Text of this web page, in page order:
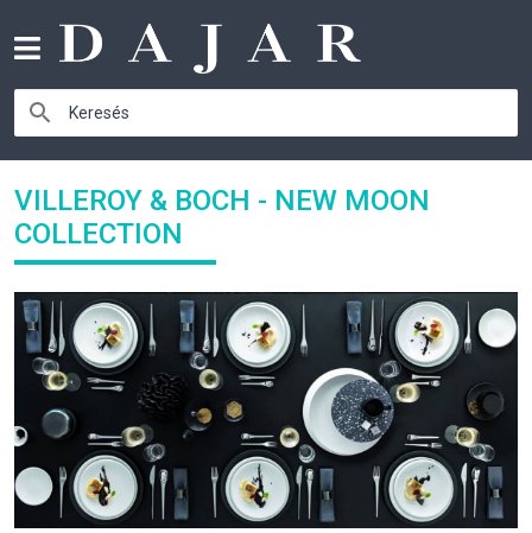
VILLEROY & BOCH - NEW MOON
COLLECTION